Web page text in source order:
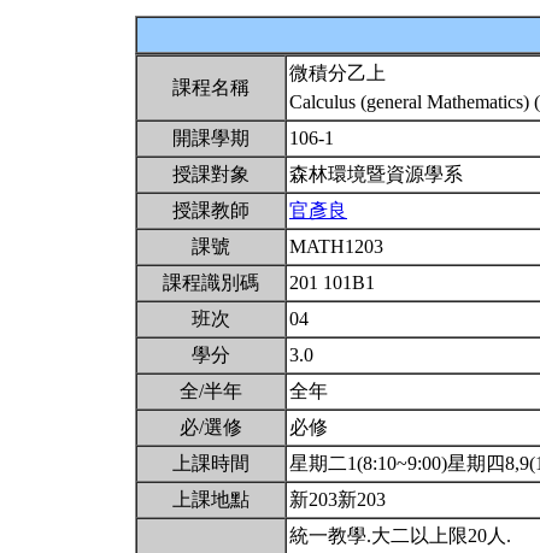
課程名稱
微積分乙上
Calculus (general Mathematics)
開課學期
106-1
授課對象
森林環境暨資源學系
授課教師
官彥良
課號
MATH1203
課程識別碼
201 101B1
班次
04
學分
3.0
全/半年
全年
必/選修
必修
上課時間
星期二1(8:10~9:00)星期四
上課地點
新203新203
統一教學.大二以上限20人.